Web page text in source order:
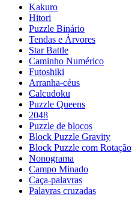
Kakuro
Hitori
Puzzle Binário
Tendas e Árvores
Star Battle
Caminho Numérico
Futoshiki
Arranha-céus
Calcudoku
Puzzle Queens
2048
Puzzle de blocos
Block Puzzle Gravity
Block Puzzle com Rotação
Nonograma
Campo Minado
Caça-palavras
Palavras cruzadas